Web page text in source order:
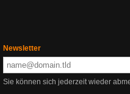
Newsletter
Sie können sich jederzeit wieder